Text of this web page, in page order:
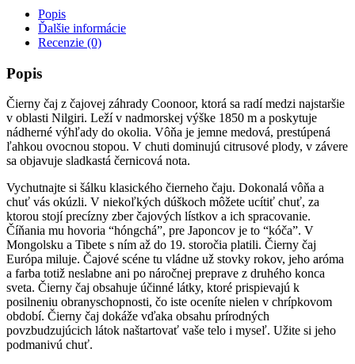
Popis
Ďalšie informácie
Recenzie (0)
Popis
Čierny čaj z čajovej záhrady Coonoor, ktorá sa radí medzi najstaršie
v oblasti Nilgiri. Leží v nadmorskej výške 1850 m a poskytuje
nádherné výhľady do okolia. Vôňa je jemne medová, prestúpená
ľahkou ovocnou stopou. V chuti dominujú citrusové plody, v závere
sa objavuje sladkastá černicová nota.
Vychutnajte si šálku klasického čierneho čaju. Dokonalá vôňa a
chuť vás okúzli. V niekoľkých dúškoch môžete ucítiť chuť, za
ktorou stojí precízny zber čajových lístkov a ich spracovanie.
Číňania mu hovoria “hóngchá”, pre Japoncov je to “kóča”. V
Mongolsku a Tibete s ním až do 19. storočia platili. Čierny čaj
Európa miluje. Čajové scéne tu vládne už stovky rokov, jeho aróma
a farba totiž neslabne ani po náročnej preprave z druhého konca
sveta. Čierny čaj obsahuje účinné látky, ktoré prispievajú k
posilneniu obranyschopnosti, čo iste oceníte nielen v chrípkovom
období. Čierny čaj dokáže vďaka obsahu prírodných
povzbudzujúcich látok naštartovať vaše telo i myseľ. Užite si jeho
podmanivú chuť.